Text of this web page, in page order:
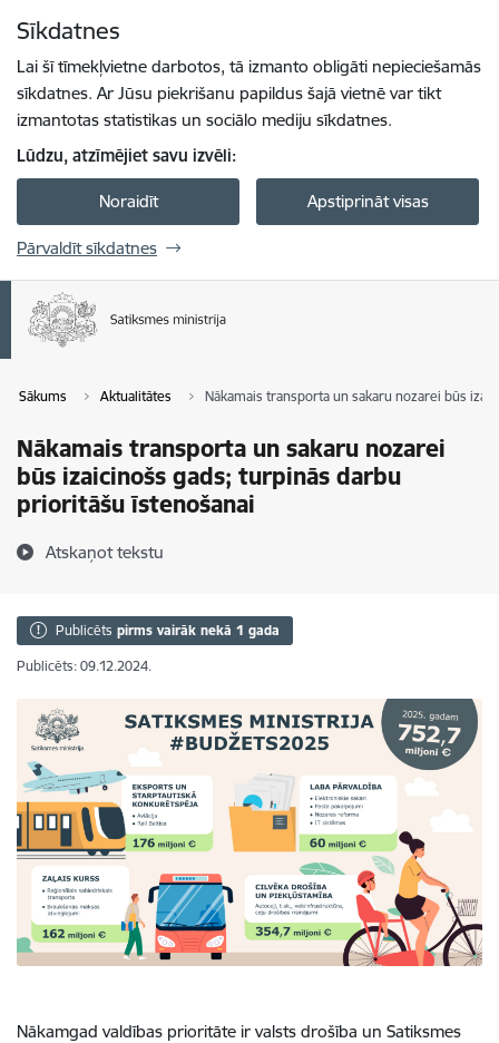
Sīkdatnes
Lai šī tīmekļvietne darbotos, tā izmanto obligāti nepieciešamās
sīkdatnes. Ar Jūsu piekrišanu papildus šajā vietnē var tikt
izmantotas statistikas un sociālo mediju sīkdatnes.
Lūdzu, atzīmējiet savu izvēli:
Noraidīt Apstiprināt visas
Pārvaldīt sīkdatnes
Sākums Aktualitātes Nākamais transporta un sakaru nozarei būs
Nākamais transporta un sakaru nozarei
būs izaicinošs gads; turpinās darbu
prioritāšu īstenošanai
Atskaņot tekstu
Publicēts pirms vairāk nekā 1 gada
Publicēts: 09.12.2024.
Nākamgad valdības prioritāte ir valsts drošība un Satiksmes